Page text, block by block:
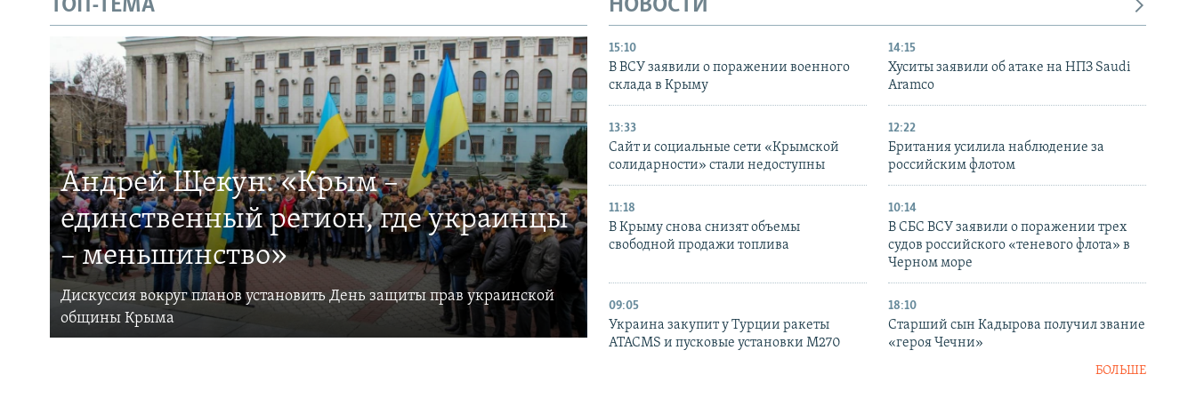
ТОП-ТЕМА
Андрей Щекун: «Крым –
единственный регион, где украинцы
– меньшинство»
Дискуссия вокруг планов установить День защиты прав украинской
общины Крыма
НОВОСТИ
15:10
В ВСУ заявили о поражении военного
склада в Крыму
14:15
Хуситы заявили об атаке на НПЗ Saudi
Aramco
13:33
Сайт и социальные сети «Крымской
солидарности» стали недоступны
12:22
Британия усилила наблюдение за
российским флотом
11:18
В Крыму снова снизят объемы
свободной продажи топлива
10:14
В СБС ВСУ заявили о поражении трех
судов российского «теневого флота» в
Черном море
09:05
Украина закупит у Турции ракеты
ATACMS и пусковые установки M270
18:10
Старший сын Кадырова получил звание
«героя Чечни»
БОЛЬШЕ